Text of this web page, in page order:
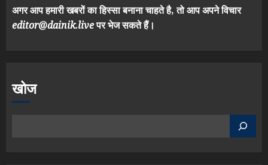
अगर आप हमारी खबरों का हिस्सा बनाना चाहते है, तो आप अपने विचार
editor@dainik.liveपर भेज सकते हैं।
खोज